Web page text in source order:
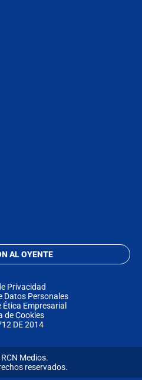
AL OYENTE
Privacidad
Datos Personales
Empresarial
de Cookies
DE 2014
Medios.
reservados.